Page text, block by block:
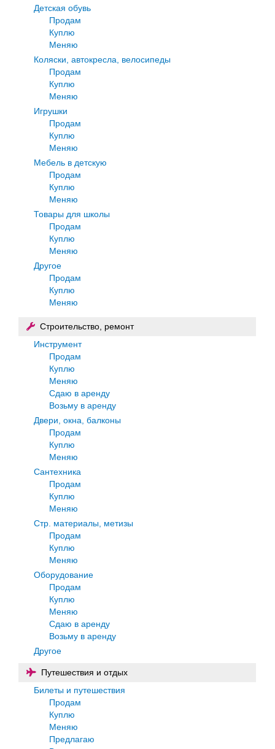
Детская обувь
Продам
Куплю
Меняю
Коляски, автокресла, велосипеды
Продам
Куплю
Меняю
Игрушки
Продам
Куплю
Меняю
Мебель в детскую
Продам
Куплю
Меняю
Товары для школы
Продам
Куплю
Меняю
Другое
Продам
Куплю
Меняю
Строительство, ремонт
Инструмент
Продам
Куплю
Меняю
Сдаю в аренду
Возьму в аренду
Двери, окна, балконы
Продам
Куплю
Меняю
Сантехника
Продам
Куплю
Меняю
Стр. материалы, метизы
Продам
Куплю
Меняю
Оборудование
Продам
Куплю
Меняю
Сдаю в аренду
Возьму в аренду
Другое
Путешествия и отдых
Билеты и путешествия
Продам
Куплю
Меняю
Предлагаю